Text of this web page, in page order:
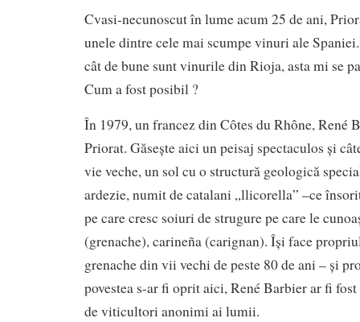
Cvasi-necunoscut în lume acum 25 de ani,
unele dintre cele mai scumpe vinuri ale
cât de bune sunt vinurile din Rioja, asta mi se
Cum a fost posibil ?
În 1979, un francez din Côtes du Rhône, René
Priorat. Găsește aici un peisaj spectaculos și
vie veche, un sol cu o structură geologică
ardezie, numit de catalani „llicorella” –ce
pe care cresc soiuri de strugure pe care le
(grenache), carineña (carignan). Își face
grenache din vii vechi de peste 80 de ani – și
povestea s-ar fi oprit aici, René Barbier ar fi
de viticultori anonimi ai lumii.